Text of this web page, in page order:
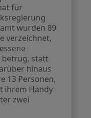
für
wurden 89
verzeichnet,
betrug, statt
hinaus
13 Personen,
ihrem Handy
zwei